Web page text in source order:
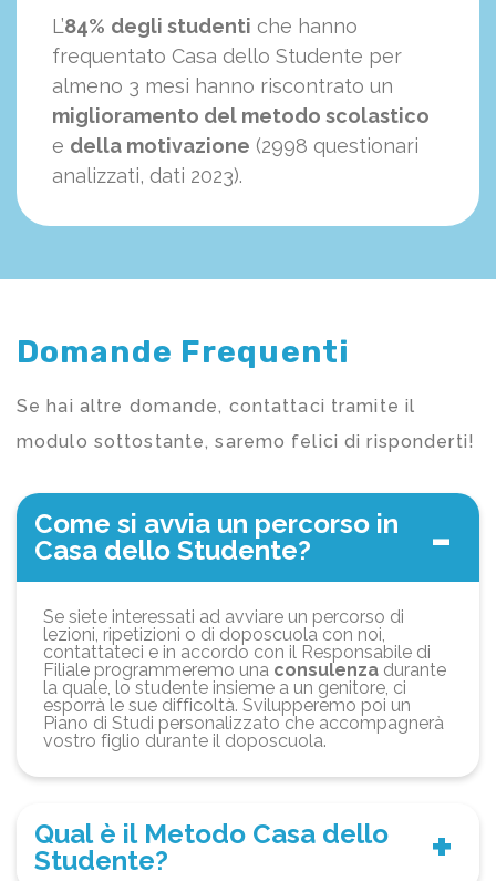
L’84% degli studenti che hanno
frequentato Casa dello Studente per
almeno 3 mesi hanno riscontrato un
miglioramento del metodo scolastico
e della motivazione (2998 questionari
analizzati, dati 2023).
Domande Frequenti
Se hai altre domande, contattaci tramite il
modulo sottostante, saremo felici di risponderti!
Come si avvia un percorso in
Casa dello Studente?
Se siete interessati ad avviare un percorso di
lezioni, ripetizioni o di doposcuola con noi,
contattateci e in accordo con il Responsabile di
Filiale programmeremo una consulenza durante
la quale, lo studente insieme a un genitore, ci
esporrà le sue difficoltà. Svilupperemo poi un
Piano di Studi personalizzato che accompagnerà
vostro figlio durante il doposcuola.
Qual è il Metodo Casa dello
Studente?